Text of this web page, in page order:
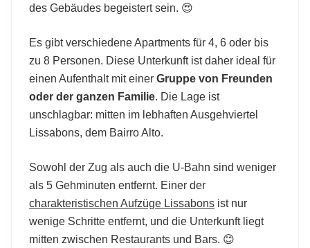
des Gebäudes begeistert sein. 😍
Es gibt verschiedene Apartments für 4, 6 oder bis
zu 8 Personen. Diese Unterkunft ist daher ideal für
einen Aufenthalt mit einer Gruppe von Freunden
oder der ganzen Familie. Die Lage ist
unschlagbar: mitten im lebhaften Ausgehviertel
Lissabons, dem Bairro Alto.
Sowohl der Zug als auch die U-Bahn sind weniger
als 5 Gehminuten entfernt. Einer der
charakteristischen Aufzüge Lissabons ist nur
wenige Schritte entfernt, und die Unterkunft liegt
mitten zwischen Restaurants und Bars. 😊